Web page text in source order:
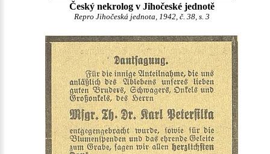
Český nekrolog v Jihočeské jednotě
Repro Jihočeská jednota, 1942, č. 38, s. 3